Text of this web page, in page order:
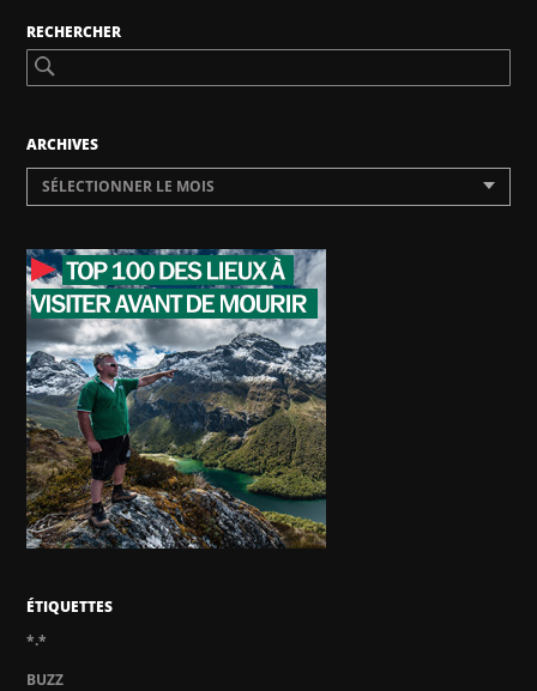
RECHERCHER
ARCHIVES
SÉLECTIONNER LE MOIS
ÉTIQUETTES
*.*
BUZZ